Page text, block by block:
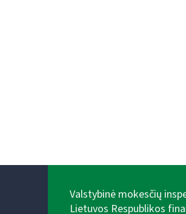
Valstybinė mokesčių
Lietuvos Respublikos